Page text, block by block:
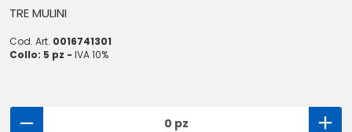
TRE MULINI
Cod. Art. 0016741301
Collo: 5 pz - IVA 10%
0 pz